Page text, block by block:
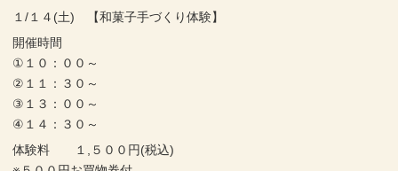
１/１４(土) 【和菓子手づくり体験】
開催時間
①１０：００～
②１１：３０～
③１３：００～
④１４：３０～
体験料 １,５００円(税込)